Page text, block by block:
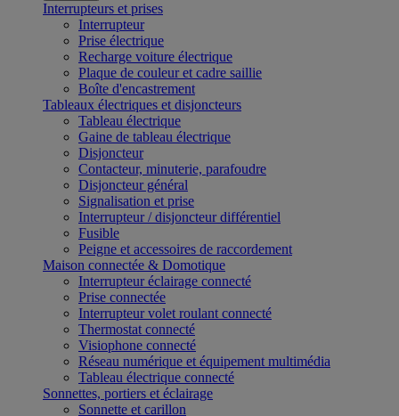
Interrupteurs et prises
Interrupteur
Prise électrique
Recharge voiture électrique
Plaque de couleur et cadre saillie
Boîte d'encastrement
Tableaux électriques et disjoncteurs
Tableau électrique
Gaine de tableau électrique
Disjoncteur
Contacteur, minuterie, parafoudre
Disjoncteur général
Signalisation et prise
Interrupteur / disjoncteur différentiel
Fusible
Peigne et accessoires de raccordement
Maison connectée & Domotique
Interrupteur éclairage connecté
Prise connectée
Interrupteur volet roulant connecté
Thermostat connecté
Visiophone connecté
Réseau numérique et équipement multimédia
Tableau électrique connecté
Sonnettes, portiers et éclairage
Sonnette et carillon